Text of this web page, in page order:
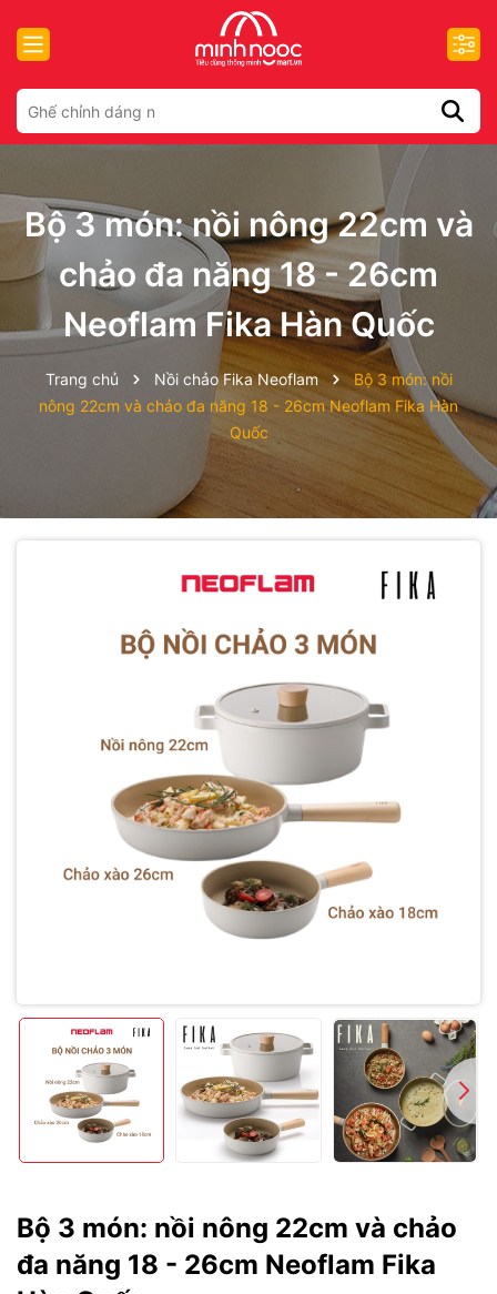
Bộ 3 món: nồi nông 22cm và
chảo đa năng 18 - 26cm
Neoflam Fika Hàn Quốc
Trang chủ Nồi chảo Fika Neoflam
Bộ 3 món: nồi
nông 22cm và chảo đa năng 18 - 26cm Neoflam Fika Hàn
Quốc
Bộ 3 món: nồi nông 22cm và chảo
đa năng 18 - 26cm Neoflam Fika